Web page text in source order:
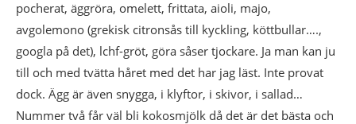
pocherat, äggröra, omelett, frittata, aioli, majo,
avgolemono (grekisk citronsås till kyckling, köttbullar….,
googla på det), lchf-gröt, göra såser tjockare. Ja man kan ju
till och med tvätta håret med det har jag läst. Inte provat
dock. Ägg är även snygga, i klyftor, i skivor, i sallad…
Nummer två får väl bli kokosmjölk då det är det bästa och